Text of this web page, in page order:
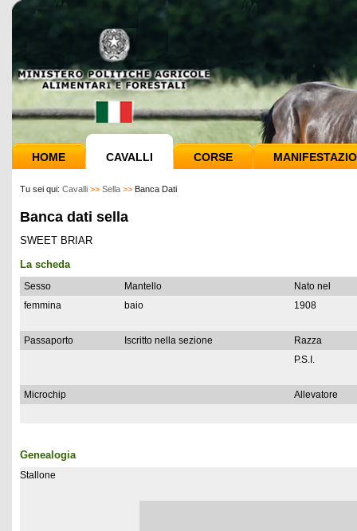
HOME CAVALLI CORSE
Tu sei qui: Cavalli >> Sella >> Banca Dati
Banca dati sella
SWEET BRIAR
La scheda
Sesso Mantello
Nato nel
femmina
baio 1908
Passaporto Iscritto nella sezione
Razza
P.S.I.
Microchip Allevatore
Genealogia
Stallone